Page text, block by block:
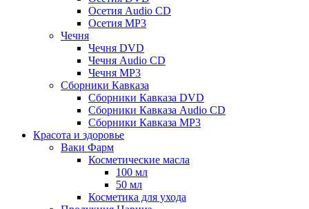
Осетия Audio CD
Осетия MP3
Чечня
Чечня DVD
Чечня Audio CD
Чечня MP3
Сборники Кавказа
Сборники Кавказа DVD
Сборники Кавказа Audio CD
Сборники Кавказа MP3
Красота и здоровье
Ваки Фарм
Косметические масла
100 мл
50 мл
Косметика для ухода